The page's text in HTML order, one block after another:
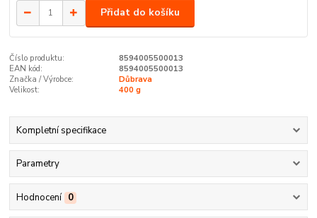
Přidat do košíku
Číslo produktu:
8594005500013
EAN kód:
8594005500013
Značka / Výrobce:
Důbrava
Velikost:
400 g
Kompletní specifikace
Parametry
Hodnocení 0